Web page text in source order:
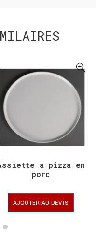
a pizza en
porc
AJOUTER AU DEVIS